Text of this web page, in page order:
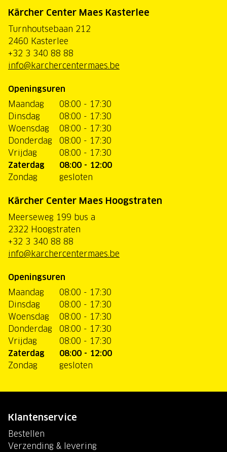
Kärcher Center Maes Kasterlee
Turnhoutsebaan 212
2460 Kasterlee
+32 3 340 88 88
info@karchercentermaes.be
Openingsuren
Maandag
08:00 - 17:30
Dinsdag
08:00 - 17:30
Woensdag
08:00 - 17:30
Donderdag
08:00 - 17:30
Vrijdag
08:00 - 17:30
Zaterdag
08:00 - 12:00
Zondag
gesloten
Kärcher Center Maes Hoogstraten
Meerseweg 199 bus a
2322 Hoogstraten
+32 3 340 88 88
info@karchercentermaes.be
Openingsuren
Maandag
08:00 - 17:30
Dinsdag
08:00 - 17:30
Woensdag
08:00 - 17:30
Donderdag
08:00 - 17:30
Vrijdag
08:00 - 17:30
Zaterdag
08:00 - 12:00
Zondag
gesloten
Klantenservice
Bestellen
Verzending & levering